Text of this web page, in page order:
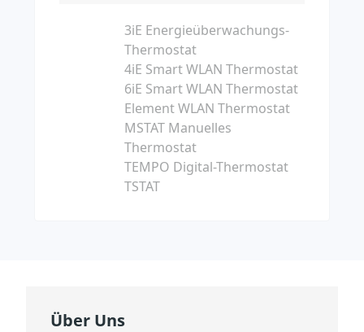
3iE Energieüberwachungs-
Thermostat
4iE Smart WLAN Thermostat
6iE Smart WLAN Thermostat
Element WLAN Thermostat
MSTAT Manuelles
Thermostat
TEMPO Digital-Thermostat
TSTAT
Über Uns